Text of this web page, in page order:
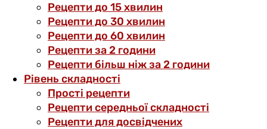
Рецепти до 15 хвилин
Рецепти до 30 хвилин
Рецепти до 60 хвилин
Рецепти за 2 години
Рецепти більш ніж за 2 години
Рівень складності
Прості рецепти
Рецепти середньої складності
Рецепти для досвідчених